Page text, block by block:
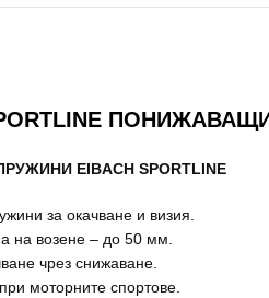
EIBACH SPORTLINE
за окачване и визия.
на возене – до 50 мм.
чрез снижаване.
моторните спортове.